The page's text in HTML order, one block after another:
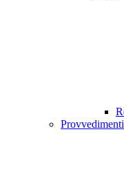
Provvedimenti